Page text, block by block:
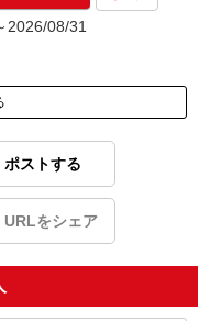
ます。
発生します。（当社規
24 栄大野ビル4階
2026/08/31
ポストする
URLをシェア